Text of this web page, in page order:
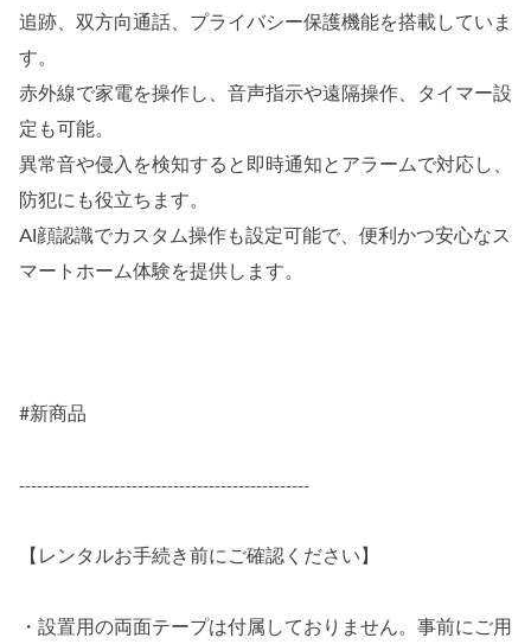
追跡、双方向通話、プライバシー保護機能を搭載していま
す。
赤外線で家電を操作し、音声指示や遠隔操作、タイマー設
定も可能。
異常音や侵入を検知すると即時通知とアラームで対応し、
防犯にも役立ちます。
AI顔認識でカスタム操作も設定可能で、便利かつ安心なス
マートホーム体験を提供します。
#新商品
-------------------------------------------------
【レンタルお手続き前にご確認ください】
・設置用の両面テープは付属しておりません。事前にご用